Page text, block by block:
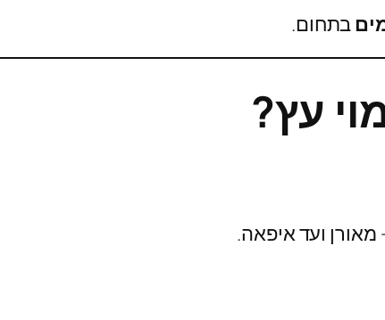
בתחום.
עץ?
ועד איפאה.